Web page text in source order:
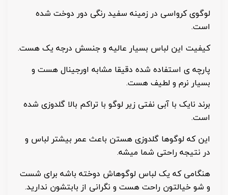
لوگوی کرواسی در زمینه سفید رنگی دور دوخت شده
است.
کیفیت این لباس بسیار عالیه و جنسش درجه یک هست.
پارچه ی استفاده شده دقیقا مشابه اورجینال هست و
بسیار نرم و لطیف هست.
برند نایک با آبی نفتی زیر لوگو با تراکم بالا گلدوزی شده
است.
این که لوگوها گلدوزی هستن باعث عمر بیشتر لباس و
در نتیجه راحتی شما میشه.
هنگامی که یک لباس لوگوهاش دوخته باشه برای شست
و شو خیالتون راحت هست و نگرانی از بابتشون ندارید.